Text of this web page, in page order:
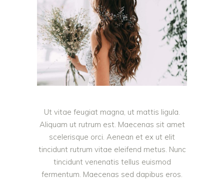
Ut vitae feugiat magna, ut mattis ligula.
Aliquam ut rutrum est. Maecenas sit amet
scelerisque orci. Aenean et ex ut elit
tincidunt rutrum vitae eleifend metus. Nunc
tincidunt venenatis tellus euismod
fermentum. Maecenas sed dapibus eros.